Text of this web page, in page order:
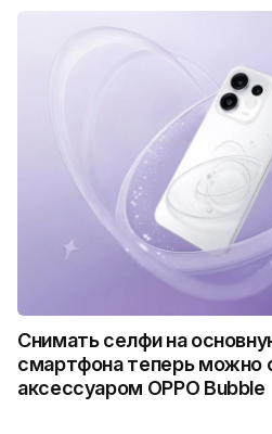
Снимать селфи на
смартфона теперь можно
аксессуаром OPPO Bubble